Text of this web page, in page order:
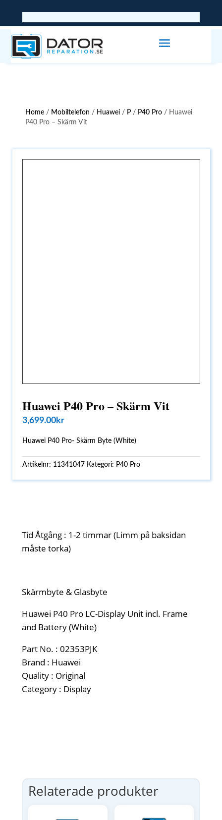
Home / Mobiltelefon / Huawei / P / P40 Pro / Huawei
P40 Pro – Skärm Vit
Huawei P40 Pro – Skärm Vit
3,699.00kr
Huawei P40 Pro- Skärm Byte (White)
Artikelnr: 11341047 Kategori: P40 Pro
Tid Åtgång : 1-2 timmar (Limm på baksidan
måste torka)
Skärmbyte & Glasbyte
Huawei P40 Pro LC-Display Unit incl. Frame
and Battery (White)
Part No. : 02353PJK
Brand : Huawei
Quality : Original
Category : Display
Relaterade produkter